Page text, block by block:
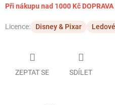
Při nákupu nad 1000 Kč
Licence: Disney & Pixar
ZEPTAT SE SDÍLET